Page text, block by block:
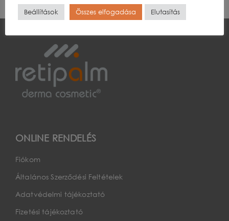
ONLINE RENDELÉS
Fiókom
Általános Szerződési Feltételek
Adatvédelmi tájékoztató
Fizetési tájékoztató
Beállítások Összes elfogadása Elutasítás